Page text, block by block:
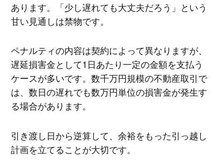
あります。「少し遅れても大丈夫だろう」という
甘い見通しは禁物です。
ペナルティの内容は契約によって異なりますが、
遅延損害金として1日あたり一定の金額を支払う
ケースが多いです。数千万円規模の不動産取引で
は、数日の遅れでも数万円単位の損害金が発生す
る場合があります。
引き渡し日から逆算して、余裕をもった引っ越し
計画を立てることが大切です。